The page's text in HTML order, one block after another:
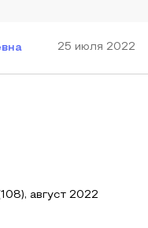
25 июля 2022
август 2022